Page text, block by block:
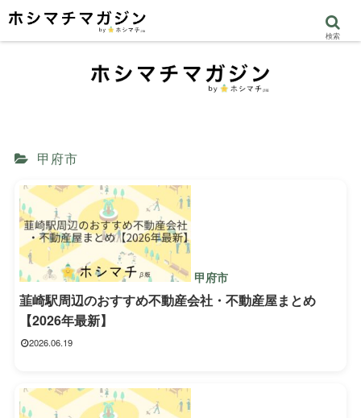
甲府市
甲府市
韮崎駅周辺のおすすめ不動産会社・不動産屋まとめ
【2026年最新】
2026.06.19
検索